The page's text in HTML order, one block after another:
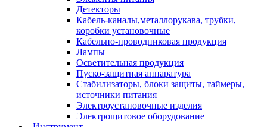
Детекторы
Кабель-каналы,металлорукава, трубки,
коробки установочные
Кабельно-проводниковая продукция
Лампы
Осветительная продукция
Пуско-защитная аппаратура
Стабилизаторы, блоки защиты, таймеры,
источники питания
Электроустановочные изделия
Электрощитовое оборудование